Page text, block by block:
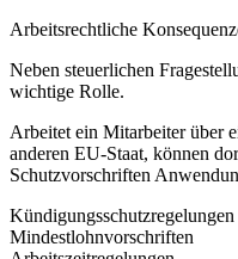
Arbeitsrechtliche
Neben steuerlichen
wichtige Rolle.
Arbeitet ein Mitarbeiter über
anderen EU-Staat, können
Schutzvorschriften
Kündigungsschutzregelungen
Mindestlohnvorschriften